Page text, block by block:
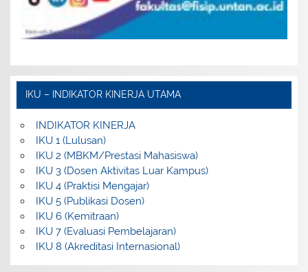
IKU – INDIKATOR KINERJA UTAMA
INDIKATOR KINERJA
IKU 1 (Lulusan)
IKU 2 (MBKM/Prestasi Mahasiswa)
IKU 3 (Dosen Aktivitas Luar Kampus)
IKU 4 (Praktisi Mengajar)
IKU 5 (Publikasi Dosen)
IKU 6 (Kemitraan)
IKU 7 (Evaluasi Pembelajaran)
IKU 8 (Akreditasi Internasional)